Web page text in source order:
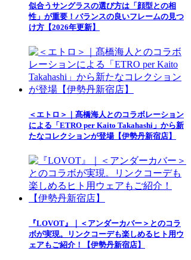
似合うサングラスの選び方は「顔型との相
性」が重要！バランスの良いフレームの見つ
け方【2026年更新】
＜エトロ＞｜髙橋海人とのコラボレーション
による「ETRO per Kaito Takahashi」から新
たなコレクションが登場【伊勢丹新宿店】
『LOVOT』｜＜アンダーカバー＞とのコラ
ボが実現。リンクコーデも楽しめるヒト用ウ
ェアもご紹介！【伊勢丹新宿店】